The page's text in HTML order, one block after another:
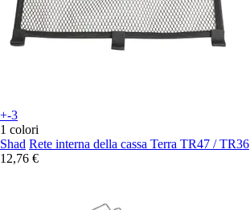
+-3
1 colori
Shad Rete interna della cassa Terra TR47 / TR36
12,76 €